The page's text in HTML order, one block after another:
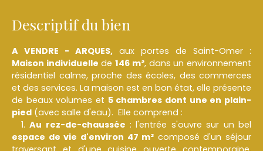
Descriptif du bien
A VENDRE - ARQUES, aux portes de Saint-Omer :
Maison individuelle de146 m², dans un environnement
résidentiel calme, proche des écoles, des commerces
et des services. La maison est en bon état, elle présente
de beaux volumes et 5 chambres dont une en plain-
pied (avec salle d'eau). Elle comprend :
Au rez-de-chaussée : l'entrée s'ouvre sur un bel
espace de vie d'environ 47 m² composé d'un séjour